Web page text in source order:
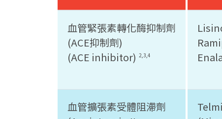
血管緊張素轉化酶抑制劑
(ACE抑制劑)
(ACE inhibitor) 2,3,4
血管擴張素受體阻滯劑